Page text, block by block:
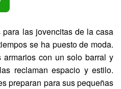
para las jovencitas de la casa
se ha puesto de moda.
con un solo barral y
reclaman espacio y estilo.
preparan para sus pequeñas